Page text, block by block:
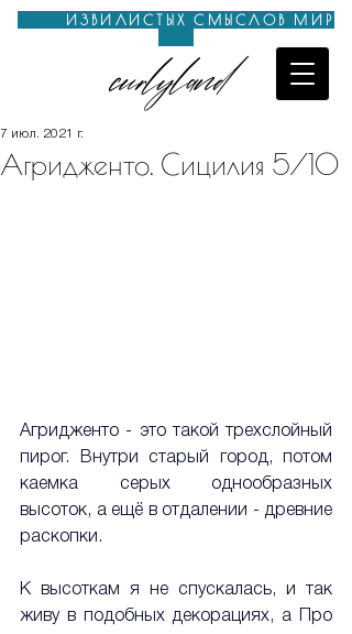
curlyland
ИЗВИЛИСТЫХ СМЫСЛОВ МИР
Агридженто. Сицилия 5/10
7 июл. 2021 г.
Агридженто - это такой трехслойный
пирог. Внутри старый город, потом
каемка серых однообразных
высоток, а ещё в отдалении - древние
раскопки.
К высоткам я не спускалась, и так
живу в подобных декорациях, а Про